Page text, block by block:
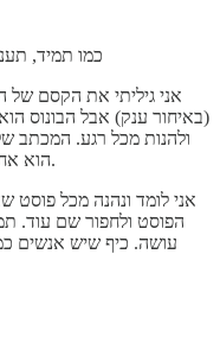
.כמו תמיד,
אני גיליתי את הקסם
(באיחור ענק) אבל הבונוס
הוא אחד הטובים שבהם, למי שרוצה לקבל טעימה.
אני לומד ונהנה מכל פוסט
הפוסט ולחפור שם עוד.
עושה. כיף שיש אנשים